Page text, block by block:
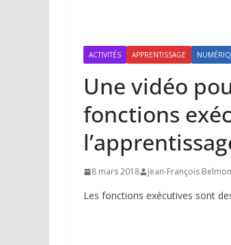
ACTIVITÉS APPRENTISSAGE
Une vidéo
fonctions
8 mars 2018 Jean-François
Les fonctions exécutives sont